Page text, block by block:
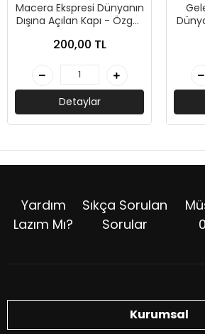
Macera Ekspresi Dünyanın
Dışına Açılan Kapı - Özgür
200,00 TL
Detaylar
Yardım
Lazım Mı?
Sıkça Sorulan
Sorular
Kurumsal